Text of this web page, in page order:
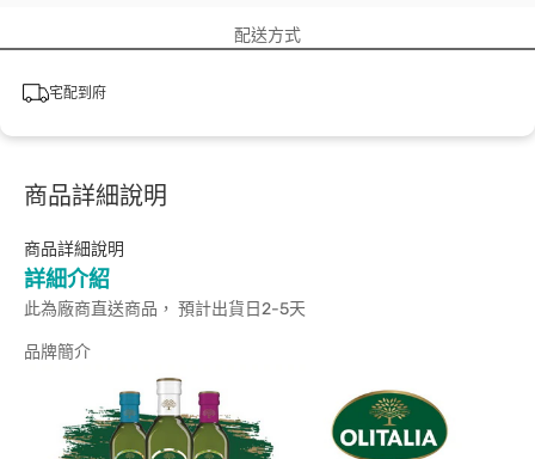
配送方式
宅配到府
商品詳細說明
商品詳細說明
詳細介紹
此為廠商直送商品， 預計出貨日2-5天
品牌簡介